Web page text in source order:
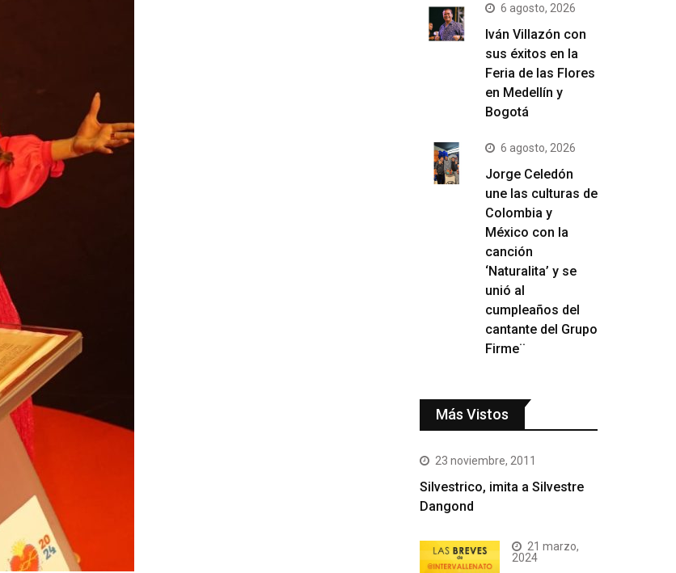
6 agosto, 2026
Iván Villazón con
sus éxitos en la
Feria de las Flores
en Medellín y
Bogotá
6 agosto, 2026
Jorge Celedón
une las culturas de
Colombia y
México con la
canción
‘Naturalita’ y se
unió al
cumpleaños del
cantante del Grupo
Firme¨
Más Vistos
23 noviembre, 2011
Silvestrico, imita a Silvestre
Dangond
21 marzo,
2024